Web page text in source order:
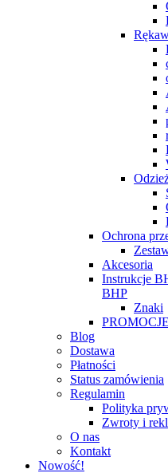
Ochrona
Akcesoria
Instrukcje
BHP
Znaki
Blog
Dostawa
Płatności
Status zamówienia
Regulamin
Polityka
Zwroty i
O nas
Kontakt
Nowość!